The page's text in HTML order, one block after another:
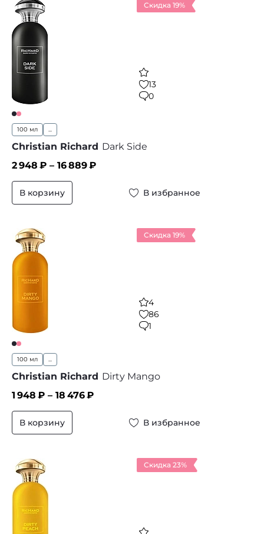
Скидка 19%
13
0
100 мл ...
Christian Richard Dark Side
2 948 ₽ – 16 889₽
В корзину В избранное
Скидка 19%
4
86
1
100 мл ...
Christian Richard Dirty Mango
1 948 ₽ – 18 476₽
В корзину В избранное
Скидка 23%